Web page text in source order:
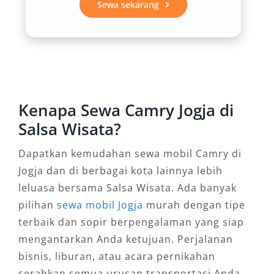
Fitur Keselamatan Tingkat Tinggi
Mobil ini menawarkan standar keamanan
system (ABS), dan fitur Vehicle Stability Control
(VSC). Hal ini memberikan ketenangan ekstra
mobil Camry Jogja murah dari Salsa Wisata
pilihan tepat untuk perjalanan aman bersama
keluarga atau rekan kerja.
Fleksibilitas Rental untuk
Kebutuhan Anda
Sewa sekarang
Kenapa Sewa Camry Jogja di
Salsa Wisata?
Dapatkan kemudahan sewa mobil Camry di
Jogja dan di berbagai kota lainnya lebih
leluasa bersama Salsa Wisata. Ada banyak
pilihan sewa mobil Jogja murah dengan tipe
terbaik dan sopir berpengalaman yang siap
mengantarkan Anda ketujuan. Perjalanan
bisnis, liburan, atau acara pernikahan